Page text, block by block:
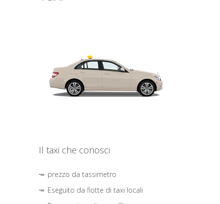
Il taxi che conosci
prezzo da tassimetro
Eseguito da flotte di taxi locali